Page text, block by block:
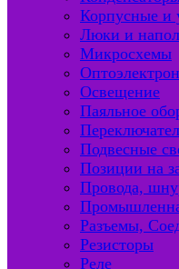
Корпусные и
Люки и
Микросхемы
Освещение
Паяльное
Подвесные
Позиции на
Провода,
Разъемы,
Резисторы
Реле